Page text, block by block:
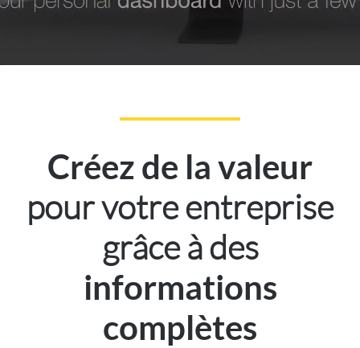
Créez de la valeur
pour votre entreprise
grâce à des
informations
complètes